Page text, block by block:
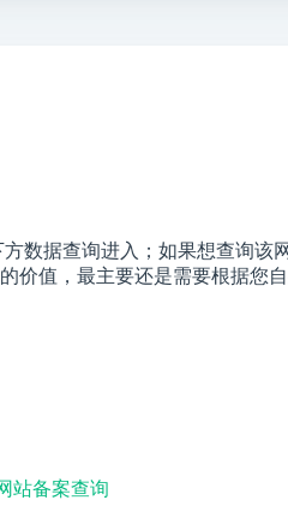
数据查询进入；如果想查询
值，最主要还是需要根据您
站备案查询